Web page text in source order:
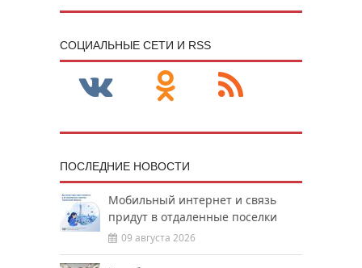
CОЦИАЛЬНЫЕ СЕТИ И RSS
ПОСЛЕДНИЕ НОВОСТИ
Мобильный интернет и связь
придут в отдаленные поселки
09 августа 2026